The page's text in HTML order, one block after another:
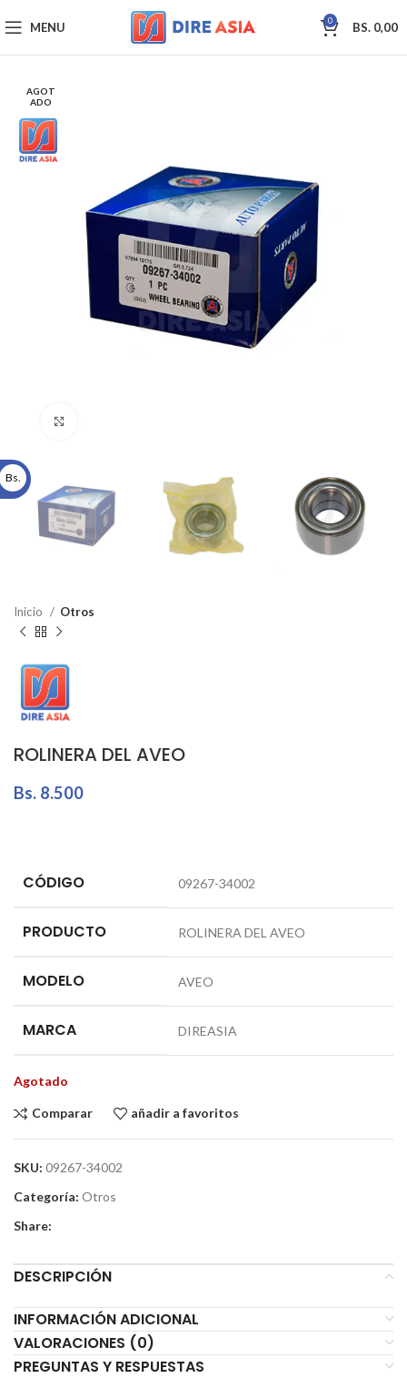
MENU 0 BS. 0,00
AGOT
ADO
Inicio Otros
ROLINERA DEL AVEO
Bs. 8.500
CÓDIGO 09267-34002
PRODUCTO ROLINERA DEL AVEO
MODELO AVEO
MARCA DIREASIA
Agotado
Comparar añadir a favoritos
SKU: 09267-34002
Categoría: Otros
Share:
DESCRIPCIÓN
INFORMACIÓN ADICIONAL
VALORACIONES (0)
PREGUNTAS Y RESPUESTAS
Bs.